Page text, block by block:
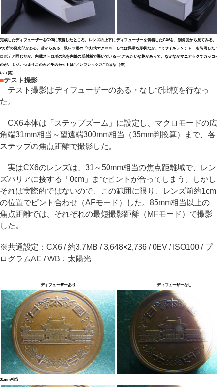
完成したディフューザーをCX6に装着したところ。レンズの上下に
2カ所の発光部がある。昔からある一眼レフ用の「2灯式マクロスト
ロボ」と同じだが、内蔵ストロボの光を内部の反射板で導いている
のが、ミソ。つまりこのカメラのセットは“ノンフレックス”ではな
い（笑）
ディフューザーを装着したCX6を、別角度から見てみる
しては異常な形状だが、“ミサイルランチャーを装備した
ーツ”みたいな趣があって、なかなかマニアックでカッコ
（笑）
■テスト撮影
テスト撮影はディフューザーのある・なしで比較を行なっ
た。
CX6本体は「ステップズーム」に設定し、マクロモードの広
角端31mm相当～望遠端300mm相当（35mm判換算）まで、各
ステップの焦点距離で撮影した。
実はCX6のレンズは、31～50mm相当の焦点距離域で、レン
ズバリアに接する「0cm」までピントが合ってしまう。しかし
それは実際的ではないので、この範囲に限り、レンズ前約1cm
の位置でピント合わせ（AFモード）した。85mm相当以上の
焦点距離では、それぞれの最短撮影距離（MFモード）で撮影
した。
※共通設定：CX6 / 約3.7MB / 3,648×2,736 / 0EV / ISO100 / プ
ログラムAE / WB：太陽光
ディフューザーあり ディフューザーなし
31mm相当